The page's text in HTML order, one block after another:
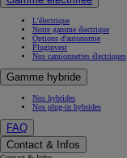
L'électrique
Notre gamme électrique
Options d'autonomie
Pluginvest
Nos camionnettes électriques
Gamme hybride
Nos hybrides
Nos plug-in hybrides
FAQ
Contact & Infos